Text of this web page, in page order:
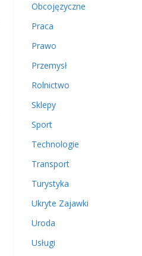
Obcojęzyczne
Praca
Prawo
Przemysł
Rolnictwo
Sklepy
Sport
Technologie
Transport
Turystyka
Ukryte Zajawki
Uroda
Usługi